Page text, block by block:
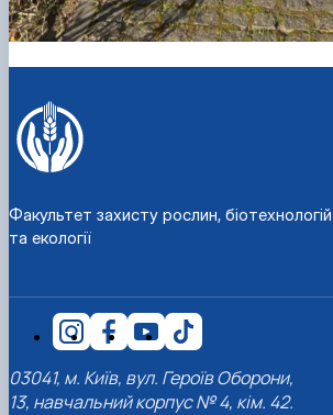
Факультет захисту рослин, біотехнологій
та екології
03041, м. Київ, вул. Героїв Оборони,
13, навчальний корпус № 4, кім. 42.